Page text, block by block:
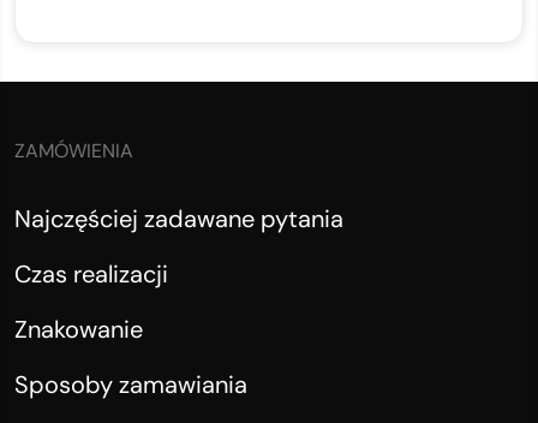
ZAMÓWIENIA
Najczęściej zadawane pytania
Czas realizacji
Znakowanie
Sposoby zamawiania